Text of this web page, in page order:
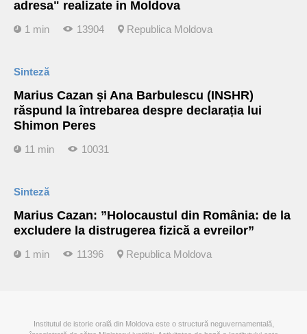
adresa" realizate in Moldova
1 min 13904 Republica Moldova
Sinteză
Marius Cazan și Ana Barbulescu (INSHR)
răspund la întrebarea despre declarația lui
Shimon Peres
11 min 10031
Sinteză
Marius Cazan: ”Holocaustul din România: de la
excludere la distrugerea fizică a evreilor”
1 min 11396 Republica Moldova
Institutul de istorie orală din Moldova este o structură neguvernamentală,